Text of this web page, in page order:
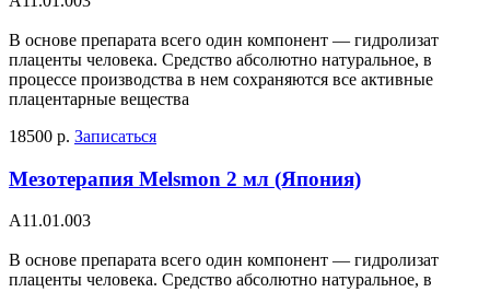
В основе препарата всего один компонент — гидролизат
плаценты человека. Средство абсолютно натуральное, в
процессе производства в нем сохраняются все активные
плацентарные вещества
18500 р. Записаться
Мезотерапия Melsmon 2 мл (Япония)
А11.01.003
В основе препарата всего один компонент — гидролизат
плаценты человека. Средство абсолютно натуральное, в